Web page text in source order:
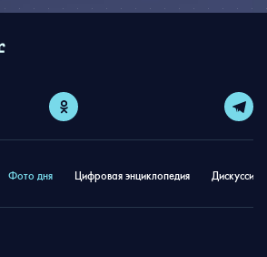
Фото дня Цифровая энциклопедия